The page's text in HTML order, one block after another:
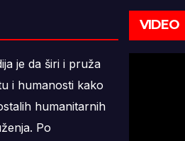
je da širi i pruža
i humanosti kako
humanitarnih
Po
VIDEO